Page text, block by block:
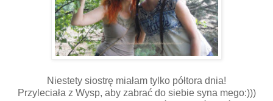
Niestety siostrę miałam tylko półtora dnia!
Przyleciała z Wysp, aby zabrać do siebie syna mego:)))